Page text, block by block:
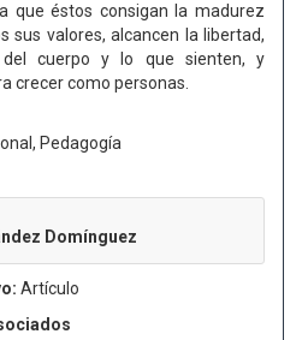
que éstos consigan la madurez
sus valores, alcancen la libertad,
del cuerpo y lo que sienten, y
crecer como personas.
Pedagogía
Domínguez
Artículo